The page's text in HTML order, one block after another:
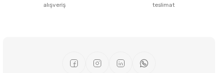
alışveriş
teslimat